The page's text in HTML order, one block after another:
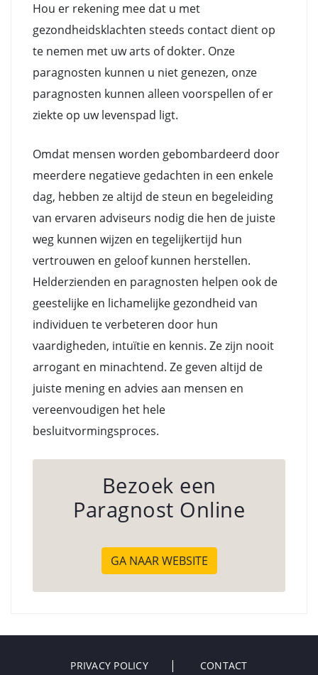
Hou er rekening mee dat u met
gezondheidsklachten steeds contact dient op
te nemen met uw arts of dokter. Onze
paragnosten kunnen u niet genezen, onze
paragnosten kunnen alleen voorspellen of er
ziekte op uw levenspad ligt.
Omdat mensen worden gebombardeerd door
meerdere negatieve gedachten in een enkele
dag, hebben ze altijd de steun en begeleiding
van ervaren adviseurs nodig die hen de juiste
weg kunnen wijzen en tegelijkertijd hun
vertrouwen en geloof kunnen herstellen.
Helderzienden en paragnosten helpen ook de
geestelijke en lichamelijke gezondheid van
individuen te verbeteren door hun
vaardigheden, intuïtie en kennis. Ze zijn nooit
arrogant en minachtend. Ze geven altijd de
juiste mening en advies aan mensen en
vereenvoudigen het hele
besluitvormingsproces.
Bezoek een
Paragnost Online
GA NAAR WEBSITE
PRIVACY POLICY CONTACT